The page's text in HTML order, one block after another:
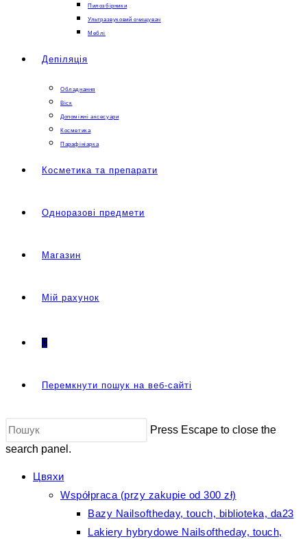
Пилозбірники
Ультразвуковий очищувач
Меблі
Депіляція
Обладнання
Віск
Допоміжні аксесуари
Косметика
Парафініарка
Косметика та препарати
Одноразові предмети
Магазин
Мій рахунок
0
Перемкнути пошук на веб-сайті
Press Escape to close the
search panel.
Цвяхи
Współpraca (przy zakupie od 300 zł)
Bazy Nailsoftheday, touch, biblioteka, da23
Lakiery hybrydowe Nailsoftheday, touch,